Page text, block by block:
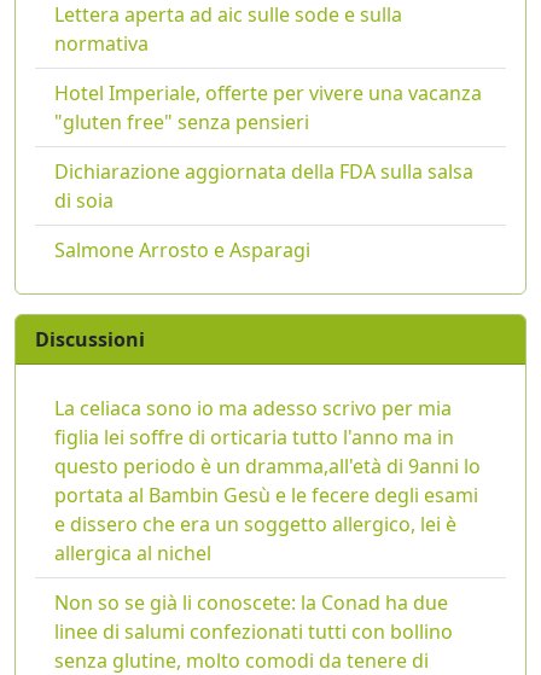
Lettera aperta ad aic sulle sode e sulla
normativa
Hotel Imperiale, offerte per vivere una vacanza
"gluten free" senza pensieri
Dichiarazione aggiornata della FDA sulla salsa
di soia
Salmone Arrosto e Asparagi
Discussioni
La celiaca sono io ma adesso scrivo per mia
figlia lei soffre di orticaria tutto l'anno ma in
questo periodo è un dramma,all'età di 9anni lo
portata al Bambin Gesù e le fecere degli esami
e dissero che era un soggetto allergico, lei è
allergica al nichel
Non so se già li conoscete: la Conad ha due
linee di salumi confezionati tutti con bollino
senza glutine, molto comodi da tenere di